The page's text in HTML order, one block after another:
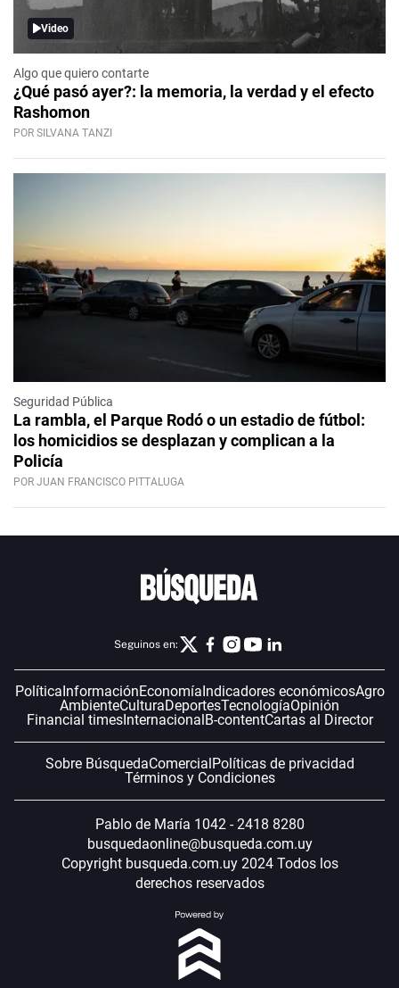
Video
Algo que quiero contarte
¿Qué pasó ayer?: la memoria, la verdad y el efecto
Rashomon
POR SILVANA TANZI
Seguridad Pública
La rambla, el Parque Rodó o un estadio de fútbol:
los homicidios se desplazan y complican a la
Policía
POR JUAN FRANCISCO PITTALUGA
Seguinos en:
Política InformaciónEconomía Indicadores económicosAgro
AmbienteCulturaDeportesTecnologíaOpinión
Financial timesInternacional B-contentCartas al Director
Sobre BúsquedaComercial Políticas de privacidad
Términos y Condiciones
Pablo de María 1042 - 2418 8280
busquedaonline@busqueda.com.uy
Copyright busqueda.com.uy 2024 Todos los
derechos reservados